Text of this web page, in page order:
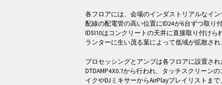
各フロアには、会場のインダストリアルなイ
配線の配電管の高い位置にID24が6台ずつ取り
IDS110はコンクリートの天井に直接取り付け
ランターに生い茂る葉によって低域が拡散さ
プロセッシングとアンプは各フロアに設置され
DTDAMP4X0.7から行われ、タッチスクリーン
イクやDJミキサーからAirPlayプレイリストま